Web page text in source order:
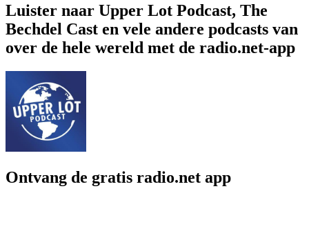
Luister naar Upper Lot Podcast, The
Bechdel Cast en vele andere podcasts van
over de hele wereld met de radio.net-app
Ontvang de gratis radio.net app